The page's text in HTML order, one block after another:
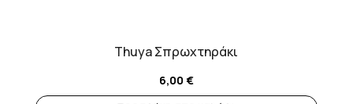
Thuya Σπρωχτηράκι
6,00 €